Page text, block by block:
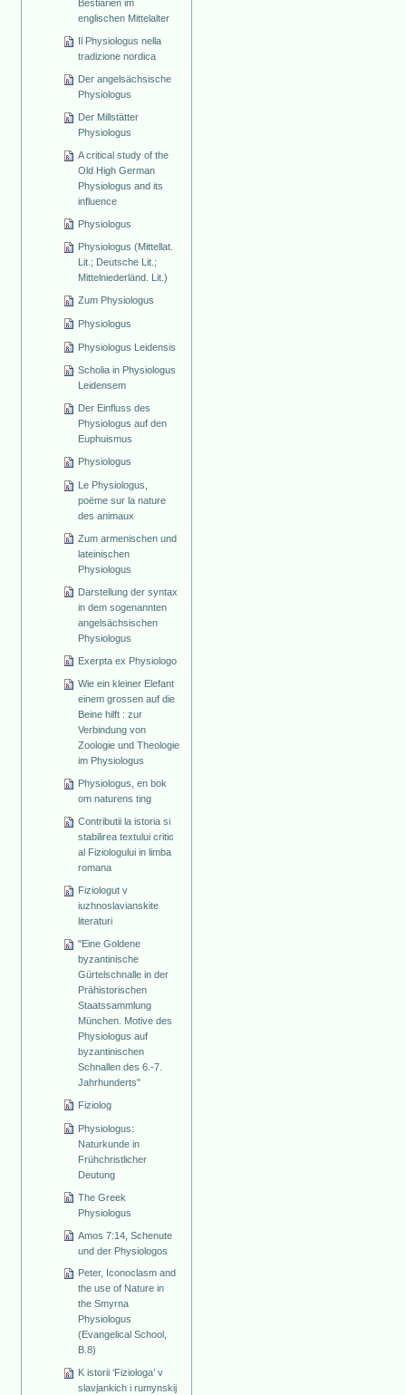
Bestiarien im
englischen Mittelalter
Il Physiologus nella
tradizione nordica
Der angelsächsische
Physiologus
Der Millstätter
Physiologus
A critical study of the
Old High German
Physiologus and its
influence
Physiologus
Physiologus (Mittellat.
Lit.; Deutsche Lit.;
Mittelniederländ. Lit.)
Zum Physiologus
Physiologus
Physiologus Leidensis
Scholia in Physiologus
Leidensem
Der Einfluss des
Physiologus auf den
Euphuismus
Physiologus
Le Physiologus,
poëme sur la nature
des animaux
Zum armenischen und
lateinischen
Physiologus
Darstellung der syntax
in dem sogenannten
angelsächsischen
Physiologus
Exerpta ex Physiologo
Wie ein kleiner Elefant
einem grossen auf die
Beine hilft : zur
Verbindung von
Zoologie und Theologie
im Physiologus
Physiologus, en bok
om naturens ting
Contributii la istoria si
stabilirea textului critic
al Fiziologului in limba
romana
Fiziologut v
iuzhnoslavianskite
literaturi
"Eine Goldene
byzantinische
Gürtelschnalle in der
Prähistorischen
Staatssammlung
München. Motive des
Physiologus auf
byzantinischen
Schnallen des 6.-7.
Jahrhunderts"
Fiziolog
Physiologus:
Naturkunde in
Frühchristlicher
Deutung
The Greek
Physiologus
Amos 7:14, Schenute
und der Physiologos
Peter, Iconoclasm and
the use of Nature in
the Smyrna
Physiologus
(Evangelical School,
B.8)
K istorii ‘Fiziologa’ v
slavjankich i rumynskij